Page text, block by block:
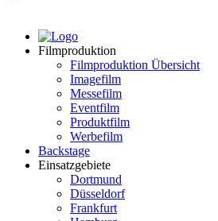
Filmproduktion
Filmproduktion Übersicht
Imagefilm
Messefilm
Eventfilm
Produktfilm
Werbefilm
Backstage
Einsatzgebiete
Dortmund
Düsseldorf
Frankfurt